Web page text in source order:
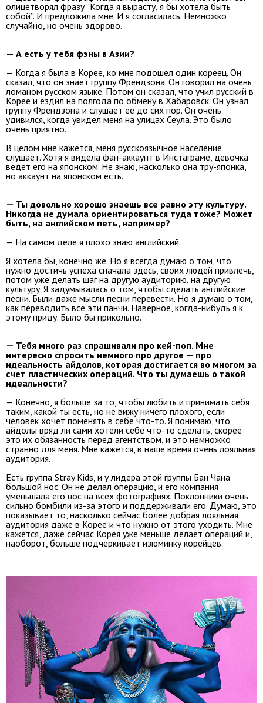
олицетворял фразу “Когда я вырасту, я бы хотела быть
собой”. И предложила мне. И я согласилась. Немножко
случайно, но очень здорово.
— А есть у тебя фэны в Азии?
— Когда я была в Корее, ко мне подошел один кореец. Он
сказал, что он знает группу Френдзона. Он говорил на очень
ломаном русском языке. Потом он сказал, что учил русский в
Корее и ездил на полгода по обмену в Хабаровск. Он узнал
группу Френдзона и слушает ее до сих пор. Он очень
удивился, когда увидел меня на улицах Сеула. Это было
очень приятно.
В целом мне кажется, меня русскоязычное население
слушает. Хотя я видела фан-аккаунт в Инстаграме, девочка
ведет его на японском. Не знаю, насколько она тру-японка,
но аккаунт на японском есть.
— Ты довольно хорошо знаешь все равно эту культуру.
Никогда не думала ориентироваться туда тоже? Может
быть, на английском петь, например?
— На самом деле я плохо знаю английский.
Я хотела бы, конечно же. Но я всегда думаю о том, что
нужно достичь успеха сначала здесь, своих людей привлечь,
потом уже делать шаг на другую аудиторию, на другую
культуру. Я задумывалась о том, чтобы сделать английские
песни. Были даже мысли песни перевести. Но я думаю о том,
как переводить все эти панчи. Наверное, когда-нибудь я к
этому приду. Было бы прикольно.
— Тебя много раз спрашивали про кей-поп. Мне
интересно спросить немного про другое — про
идеальность айдолов, которая достигается во многом за
счет пластических операций. Что ты думаешь о такой
идеальности?
— Конечно, я больше за то, чтобы любить и принимать себя
таким, какой ты есть, но не вижу ничего плохого, если
человек хочет поменять в себе что-то. Я понимаю, что
айдолы вряд ли сами хотели себе что-то сделать, скорее
это их обязанность перед агентством, и это немножко
странно для меня. Мне кажется, в наше время очень лояльная
аудитория.
Есть группа Stray Kids, и у лидера этой группы Бан Чана
большой нос. Он не делал операцию, и его компания
уменьшала его нос на всех фотографиях. Поклонники очень
сильно бомбили из-за этого и поддерживали его. Думаю, это
показывает то, насколько сейчас более добрая лояльная
аудитория даже в Корее и что нужно от этого уходить. Мне
кажется, даже сейчас Корея уже меньше делает операций и,
наоборот, больше подчеркивает изюминку корейцев.